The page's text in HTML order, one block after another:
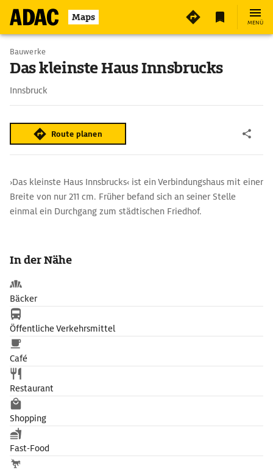
Maps MENÜ
Bauwerke
Das kleinste Haus Innsbrucks
Innsbruck
Route planen
›Das kleinste Haus Innsbrucks‹ ist ein Verbindungshaus mit einer
Breite von nur 211 cm. Früher befand sich an seiner Stelle
einmal ein Durchgang zum städtischen Friedhof.
In der Nähe
Bäcker
Öffentliche Verkehrsmittel
Café
Restaurant
Shopping
Fast-Food